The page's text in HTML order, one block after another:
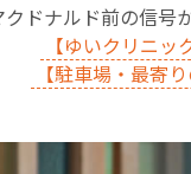
ドナルド前の信号
【ゆいクリニッ
【駐車場・最寄